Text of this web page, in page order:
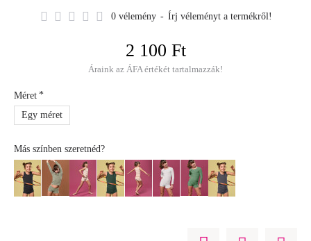
0 vélemény - Írj véleményt a termékről!
2 100 Ft
Áraink az ÁFA értékét tartalmazzák!
Más színben szeretnéd?
Méret
Egy méret